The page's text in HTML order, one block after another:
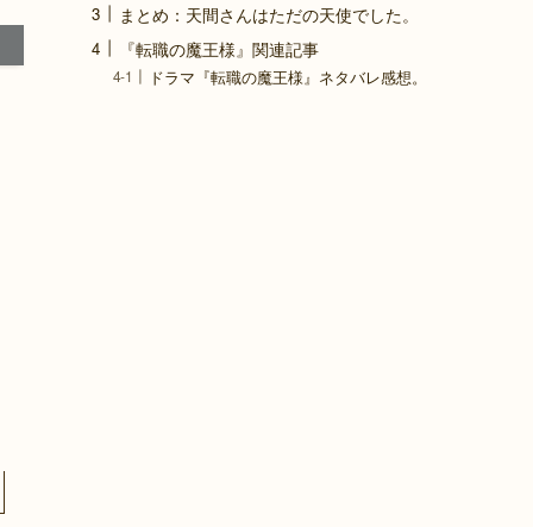
まとめ：天間さんはただの天使でした。
『転職の魔王様』関連記事
ドラマ『転職の魔王様』ネタバレ感想。